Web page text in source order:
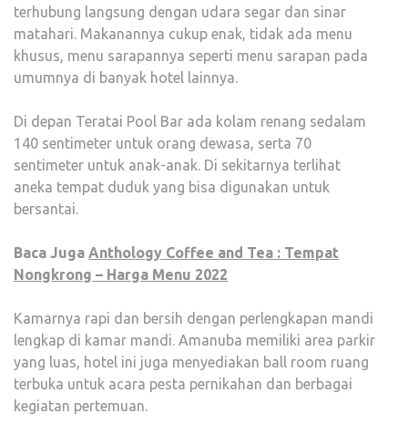
terhubung langsung dengan udara segar dan sinar
matahari. Makanannya cukup enak, tidak ada menu
khusus, menu sarapannya seperti menu sarapan pada
umumnya di banyak hotel lainnya.
Di depan Teratai Pool Bar ada kolam renang sedalam
140 sentimeter untuk orang dewasa, serta 70
sentimeter untuk anak-anak. Di sekitarnya terlihat
aneka tempat duduk yang bisa digunakan untuk
bersantai.
Baca Juga Anthology Coffee and Tea : Tempat
Nongkrong – Harga Menu 2022
Kamarnya rapi dan bersih dengan perlengkapan mandi
lengkap di kamar mandi. Amanuba memiliki area parkir
yang luas, hotel ini juga menyediakan ball room ruang
terbuka untuk acara pesta pernikahan dan berbagai
kegiatan pertemuan.